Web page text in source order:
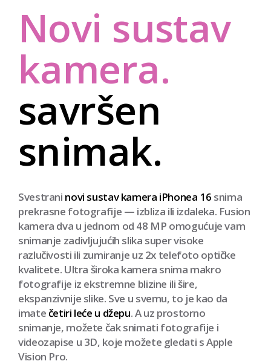
Novi sustav
kamera.
savršen
snimak.
Svestrani novi sustav kamera iPhonea 16 snima
prekrasne fotografije — izbliza ili izdaleka. Fusion
kamera dva u jednom od 48 MP omogućuje vam
snimanje zadivljujućih slika super visoke
razlučivosti ili zumiranje uz 2x telefoto optičke
kvalitete. Ultra široka kamera snima makro
fotografije iz ekstremne blizine ili šire,
ekspanzivnije slike. Sve u svemu, to je kao da
imatečetiri leće u džepu. A uz prostorno
snimanje, možete čak snimati fotografije i
videozapise u 3D, koje možete gledati s Apple
Vision Pro.